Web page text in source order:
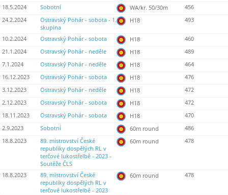
18.5.2024
Sobotní WA/kr. 50/30m
456
24.2.2024
Ostravský Pohár - sobota - 1.
skupina
H18 493
10.2.2024 Ostravský Pohár - sobota H18
460
21.1.2024
Ostravský Pohár - neděle H18
489
7.1.2024
Ostravský Pohár - neděle H18
464
16.12.2023
Ostravský Pohár - sobota H18
476
3.12.2023
Ostravský Pohár - neděle H18
472
2.12.2023
Ostravský Pohár - sobota H18
472
18.11.2023
Ostravský Pohár - sobota H18
470
2.9.2023
Sobotní 60m round
486
18.8.2023
89. mistrovství České
republiky dospělých RL v
terčové lukostřelbě - 2023 -
Soutěže ČLS
60m round 478
18.8.2023
89. mistrovství České
republiky dospělých RL v
terčové lukostřelbě - 2023
60m round 478